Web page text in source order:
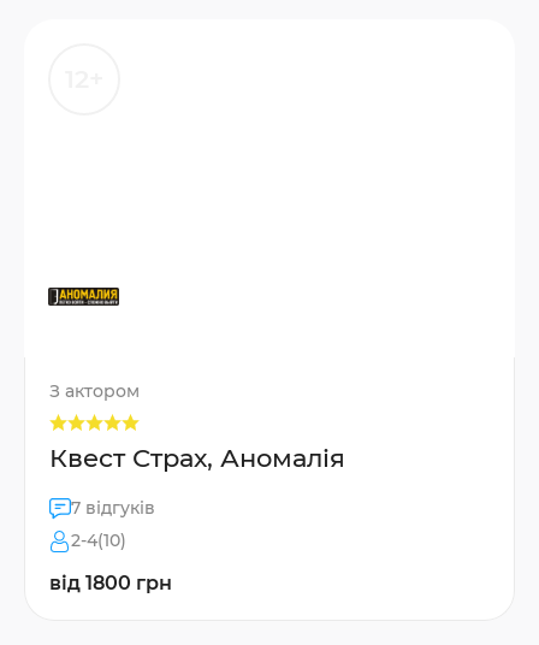
З актором
Квест Страх, Аномалія
7 відгуків
2-4(10)
від 1800 грн